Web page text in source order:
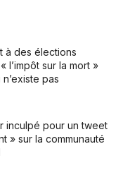
à des élections
l’impôt sur la mort »
pas
inculpé pour un tweet
» sur la communauté